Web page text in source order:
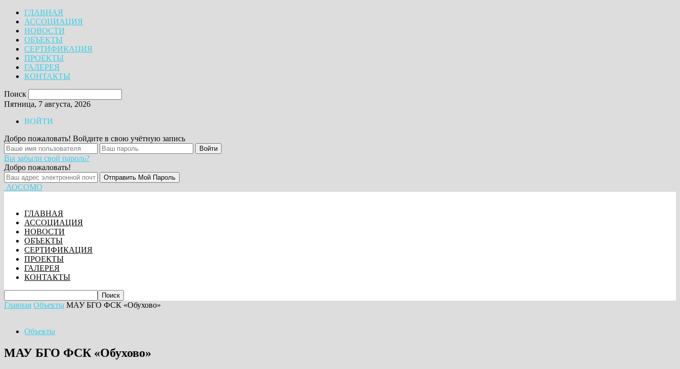
ГЛАВНАЯ
АССОЦИАЦИЯ
НОВОСТИ
ОБЪЕКТЫ
СЕРТИФИКАЦИЯ
ПРОЕКТЫ
ГАЛЕРЕЯ
КОНТАКТЫ
Поиск
Пятница, 7 августа, 2026
ВОЙТИ
Добро пожаловать! Войдите в свою учётную запись
Вы забыли свой пароль?
Добро пожаловать!
АОСОМО
ГЛАВНАЯ
АССОЦИАЦИЯ
НОВОСТИ
ОБЪЕКТЫ
СЕРТИФИКАЦИЯ
ПРОЕКТЫ
ГАЛЕРЕЯ
КОНТАКТЫ
Главная Объекты МАУ БГО ФСК «Обухово»
Объекты
МАУ БГО ФСК «Обухово»